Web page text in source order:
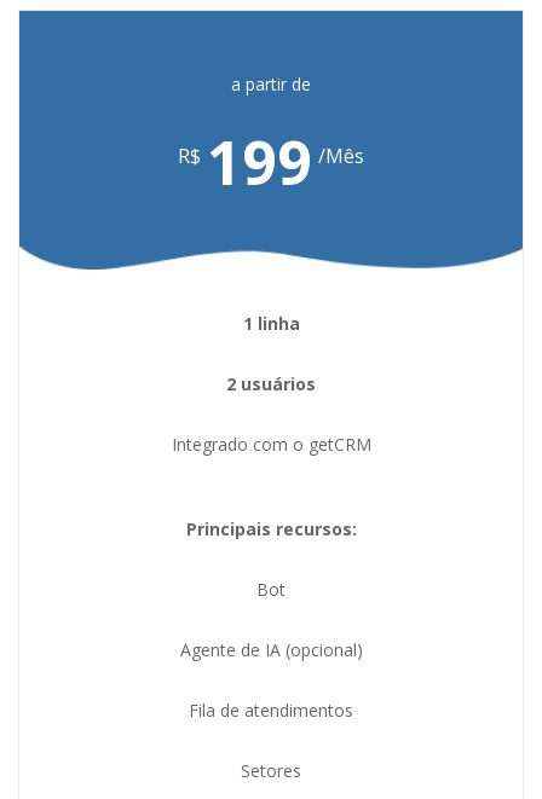
a partir de
R$ 199 /Mês
1 linha
2 usuários
Integrado com o getCRM
Principais recursos:
Bot
Agente de IA (opcional)
Fila de atendimentos
Setores